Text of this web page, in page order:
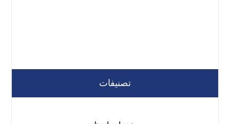
تصنيفات